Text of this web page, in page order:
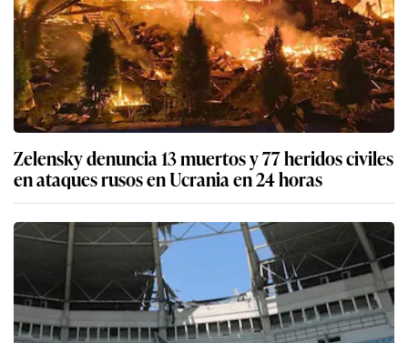
Zelensky denuncia 13 muertos y 77 heridos civiles
en ataques rusos en Ucrania en 24 horas